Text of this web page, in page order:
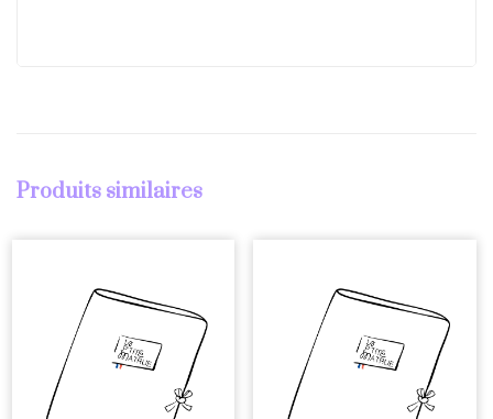
Produits similaires